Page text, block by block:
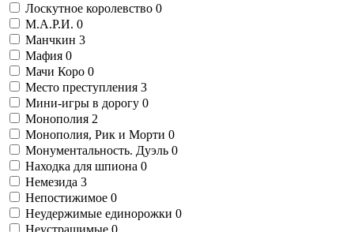
Лоскутное королевство 0
М.А.Р.И. 0
Манчкин 3
Мафия 0
Мачи Коро 0
Место преступления 3
Мини-игры в дорогу 0
Монополия 2
Монополия, Рик и Морти 0
Монументальность. Дуэль 0
Находка для шпиона 0
Немезида 3
Непостижимое 0
Неудержимые единорожки 0
Неустрашимые 0